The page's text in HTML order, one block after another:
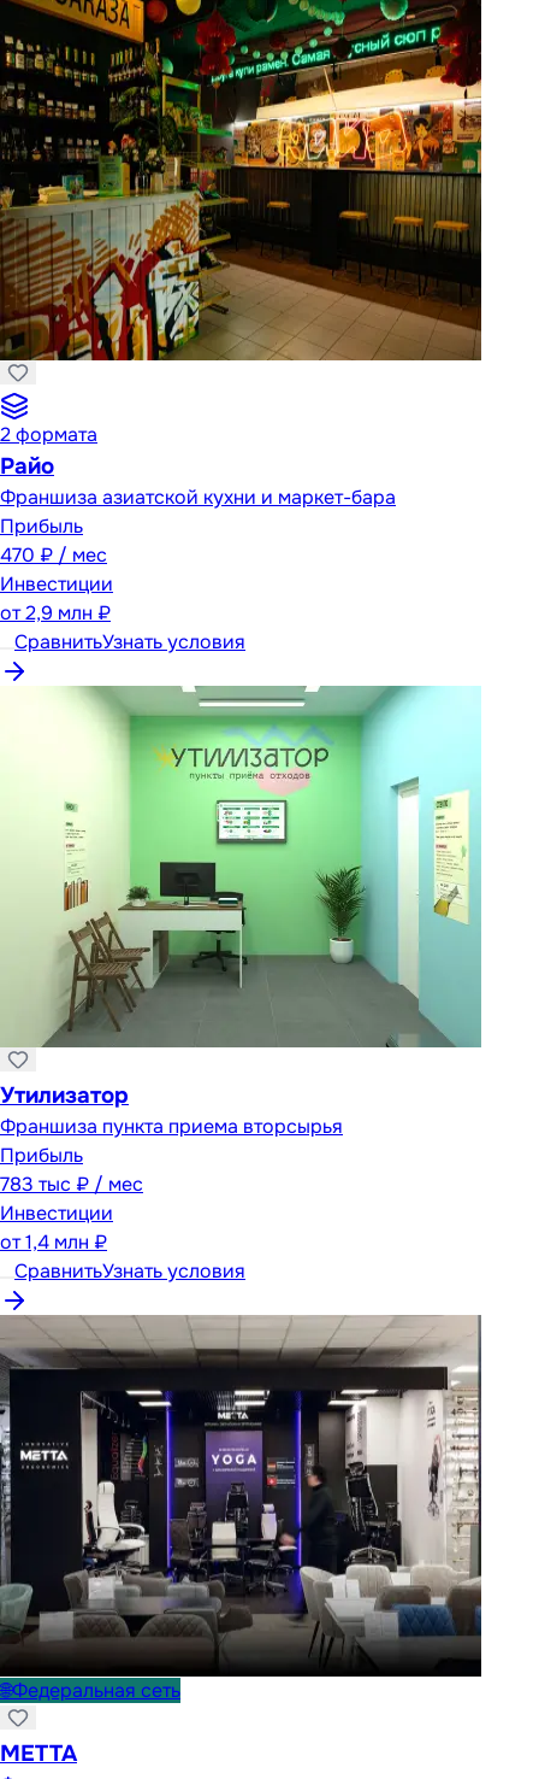
2формата
Райо
Франшиза азиатской кухни и маркет-бара
Прибыль
470 ₽ / мес
Инвестиции
от2,9 млн ₽
СравнитьУзнать условия
Утилизатор
Франшиза пункта приема вторсырья
Прибыль
783 тыс ₽ / мес
Инвестиции
от1,4 млн ₽
СравнитьУзнать условия
🌐Федеральная сеть
METTA